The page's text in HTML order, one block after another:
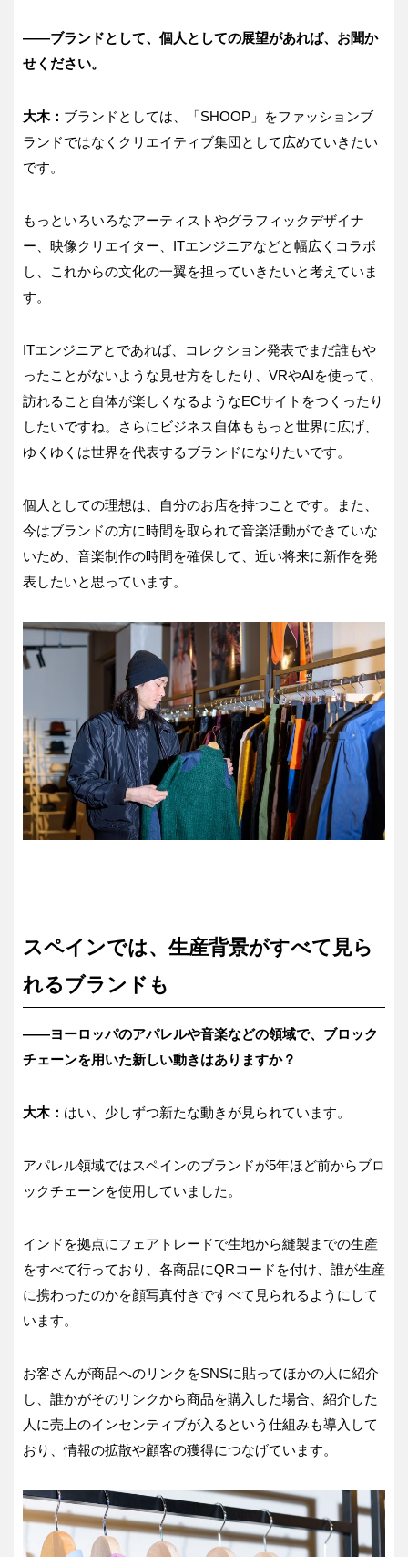
――ブランドとして、個人としての展望があれば、お聞か
せください。
大木： ブランドとしては、「SHOOP」をファッションブ
ランドではなくクリエイティブ集団として広めていきたい
です。
もっといろいろなアーティストやグラフィックデザイナ
ー、映像クリエイター、ITエンジニアなどと幅広くコラボ
し、これからの文化の一翼を担っていきたいと考えていま
す。
ITエンジニアとであれば、コレクション発表でまだ誰もや
ったことがないような見せ方をしたり、VRやAIを使って、
訪れること自体が楽しくなるようなECサイトをつくったり
したいですね。さらにビジネス自体ももっと世界に広げ、
ゆくゆくは世界を代表するブランドになりたいです。
個人としての理想は、自分のお店を持つことです。また、
今はブランドの方に時間を取られて音楽活動ができていな
いため、音楽制作の時間を確保して、近い将来に新作を発
表したいと思っています。
スペインでは、生産背景がすべて見ら
れるブランドも
――ヨーロッパのアパレルや音楽などの領域で、ブロック
チェーンを用いた新しい動きはありますか？
大木： はい、少しずつ新たな動きが見られています。
アパレル領域ではスペインのブランドが5年ほど前からブロ
ックチェーンを使用していました。
インドを拠点にフェアトレードで生地から縫製までの生産
をすべて行っており、各商品にQRコードを付け、誰が生産
に携わったのかを顔写真付きですべて見られるようにして
います。
お客さんが商品へのリンクをSNSに貼ってほかの人に紹介
し、誰かがそのリンクから商品を購入した場合、紹介した
人に売上のインセンティブが入るという仕組みも導入して
おり、情報の拡散や顧客の獲得につなげています。